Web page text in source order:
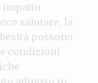
impatto
salutare, la
possono
condizioni